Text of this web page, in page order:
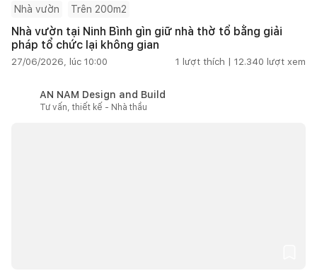
Nhà vườn Trên 200m2
Nhà vườn tại Ninh Bình gìn giữ nhà thờ tổ bằng giải
pháp tổ chức lại không gian
27/06/2026, lúc 10:00 1 lượt thích | 12.340 lượt xem
AN NAM Design and Build
Tư vấn, thiết kế - Nhà thầu